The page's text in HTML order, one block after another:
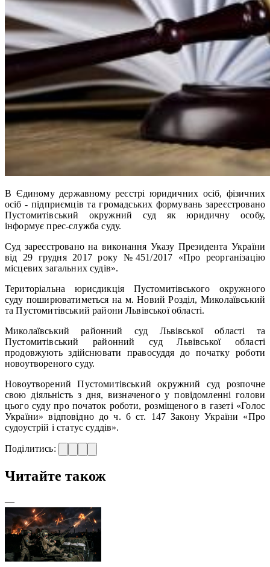
В Єдиному державному реєстрі юридичних осіб, фізичних
осіб - підприємців та громадських формувань зареєстровано
Пустомитівський окружний суд як юридичну особу,
інформує прес-служба суду.
Суд зареєстровано на виконання Указу Президента України
від 29 грудня 2017 року №451/2017 «Про реорганізацію
місцевих загальних судів».
Територіальна юрисдикція Пустомитівського окружного
суду поширюватиметься на м. Новий Розділ, Миколаївський
та Пустомитівський райони Львівської області.
Миколаївський районний суд Львівської області та
Пустомитівський районний суд Львівської області
продовжують здійснювати правосуддя до початку роботи
новоутвореного суду.
Новоутворений Пустомитівський окружний суд розпочне
свою діяльність з дня, визначеного у повідомленні голови
цього суду про початок роботи, розміщеного в газеті «Голос
України» відповідно до ч. 6 ст. 147 Закону України «Про
судоустрій і статус суддів».
Поділитись:
Читайте також
—